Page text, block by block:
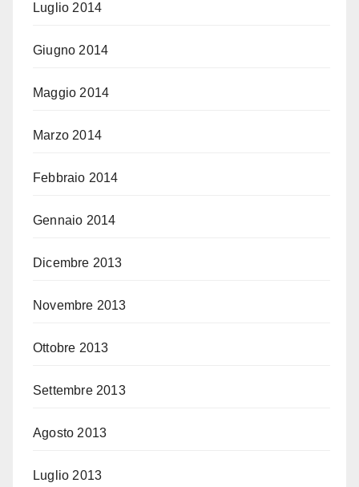
Luglio 2014
Giugno 2014
Maggio 2014
Marzo 2014
Febbraio 2014
Gennaio 2014
Dicembre 2013
Novembre 2013
Ottobre 2013
Settembre 2013
Agosto 2013
Luglio 2013